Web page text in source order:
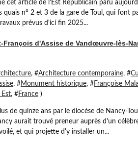
cet article de l'Est Républicain paru
quais n° 2 et 3 de la gare de Toul, qui font
prévus d'ici fin 2025...
François d'Assise de Vandœuvre-lès-
, #Architecture contemporaine, #
, #Monument historique, #Françoise
Est, #France )
de quinze ans par le diocèse de Nancy-
aurait trouvé preneur auprès d'un
et qui projette d'y installer un...